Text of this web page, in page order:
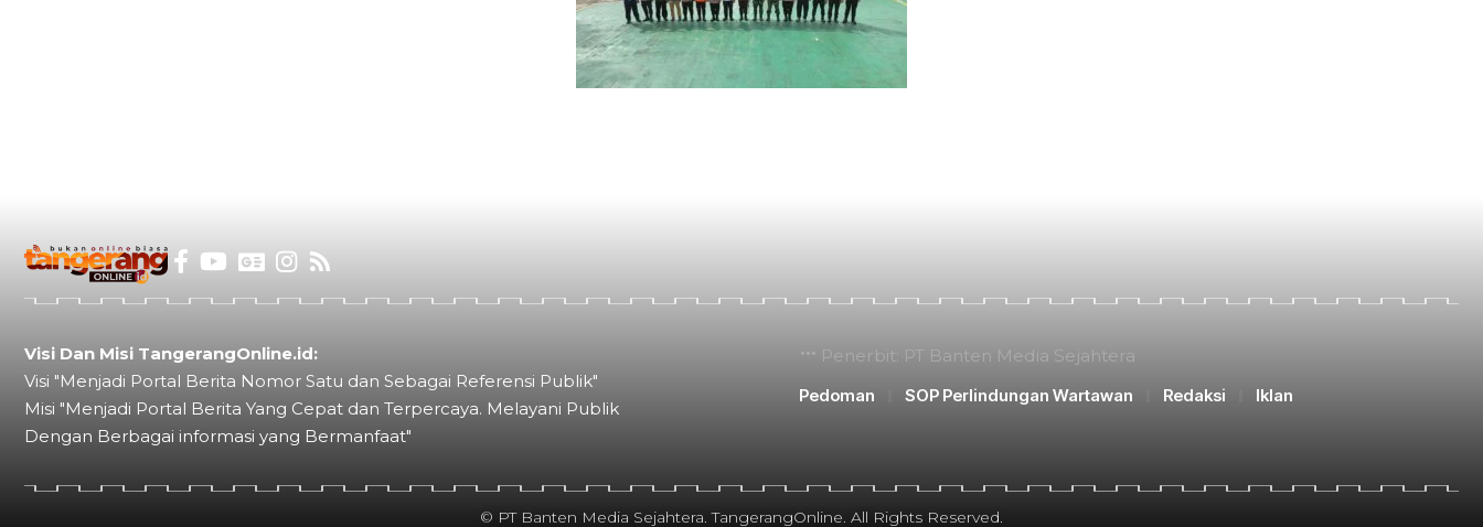
Visi Dan Misi TangerangOnline.id:
Visi "Menjadi Portal Berita Nomor Satu dan Sebagai Referensi Publik"
Misi "Menjadi Portal Berita Yang Cepat dan Terpercaya. Melayani Publik
Dengan Berbagai informasi yang Bermanfaat"
Penerbit: PT Banten Media Sejahtera
Pedoman
SOP Perlindungan Wartawan Redaksi Iklan
© PT Banten Media Sejahtera. TangerangOnline. All Rights Reserved.